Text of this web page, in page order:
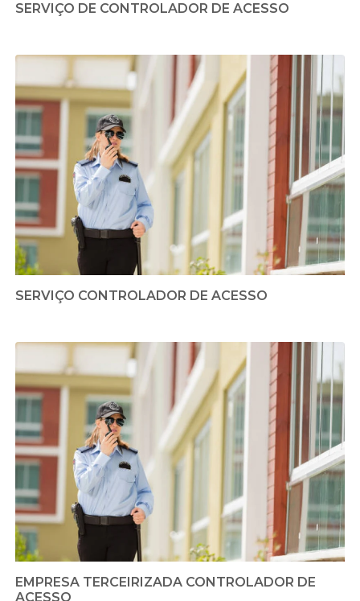
SERVIÇO DE CONTROLADOR DE ACESSO
SERVIÇO CONTROLADOR DE ACESSO
EMPRESA TERCEIRIZADA CONTROLADOR DE
ACESSO